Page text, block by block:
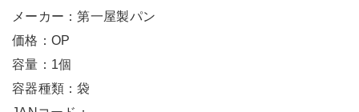
メーカー：第一屋製パン
価格：OP
容量：1個
容器種類：袋